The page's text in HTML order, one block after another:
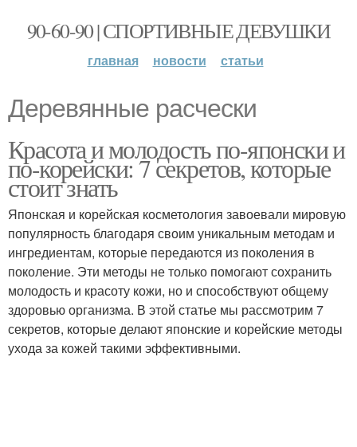
90-60-90 | СПОРТИВНЫЕ ДЕВУШКИ
главная новости статьи
Деревянные расчески
Красота и молодость по-японски и
по-корейски: 7 секретов, которые
стоит знать
Японская и корейская косметология завоевали мировую
популярность благодаря своим уникальным методам и
ингредиентам, которые передаются из поколения в
поколение. Эти методы не только помогают сохранить
молодость и красоту кожи, но и способствуют общему
здоровью организма. В этой статье мы рассмотрим 7
секретов, которые делают японские и корейские методы
ухода за кожей такими эффективными.